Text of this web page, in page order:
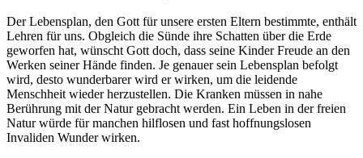
Der Lebensplan, den Gott für unsere ersten Eltern bestimmte, enthält
Lehren für uns. Obgleich die Sünde ihre Schatten über die Erde
geworfen hat, wünscht Gott doch, dass seine Kinder Freude an den
Werken seiner Hände finden. Je genauer sein Lebensplan befolgt
wird, desto wunderbarer wird er wirken, um die leidende
Menschheit wieder herzustellen. Die Kranken müssen in nahe
Berührung mit der Natur gebracht werden. Ein Leben in der freien
Natur würde für manchen hilflosen und fast hoffnungslosen
Invaliden Wunder wirken.